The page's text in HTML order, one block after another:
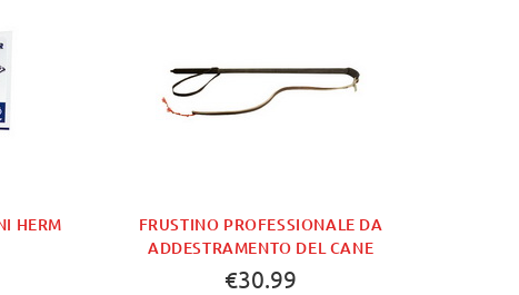
HERM
FRUSTINO PROFESSIONALE DA
ADDESTRAMENTO DEL CANE
€30.99